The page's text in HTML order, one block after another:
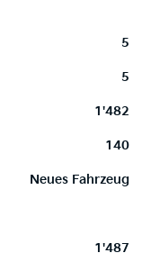
5
5
1'482
140
Neues Fahrzeug
1'487